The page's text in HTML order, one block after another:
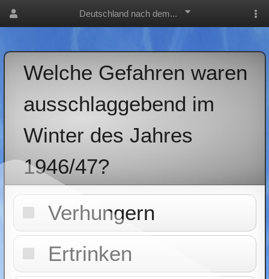
Deutschland nach dem...
Welche Gefahren waren
ausschlaggebend im
Winter des Jahres
1946/47?
Verhungern
Ertrinken